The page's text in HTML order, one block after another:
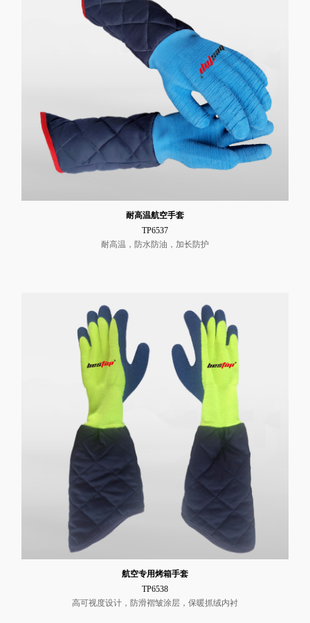
耐高温航空手套
TP6537
耐高温，防水防油，加长防护
航空专用烤箱手套
TP6538
高可视度设计，防滑褶皱涂层，保暖抓绒内衬